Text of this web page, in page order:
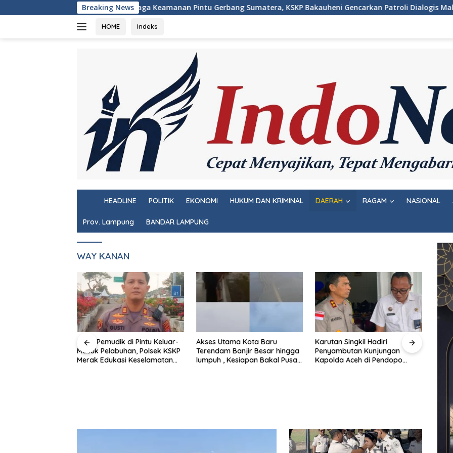
ke
Breaking News
Jaga Keamanan Pintu Gerbang Sumatera, KSKP Bakauheni Gencarkan Patroli Dialogis Malam Hari Wujudkan
HOME Indeks
e
HEADLINE POLITIK EKONOMI HUKUM DAN KRIMINAL DAERAH RAGAM NASIONAL
Prov. Lampung BANDAR LAMPUNG
WAY KANAN
Sapa Pemudik di Pintu Keluar-
Masuk Pelabuhan, Polsek KSKP
Merak Edukasi Keselamatan
Akses Utama Kota Baru
Terendam Banjir Besar hingga
lumpuh , Kesiapan Bakal Pusat
Karutan Singkil Hadiri
Penyambutan Kunjungan
Kapolda Aceh di Pendopo